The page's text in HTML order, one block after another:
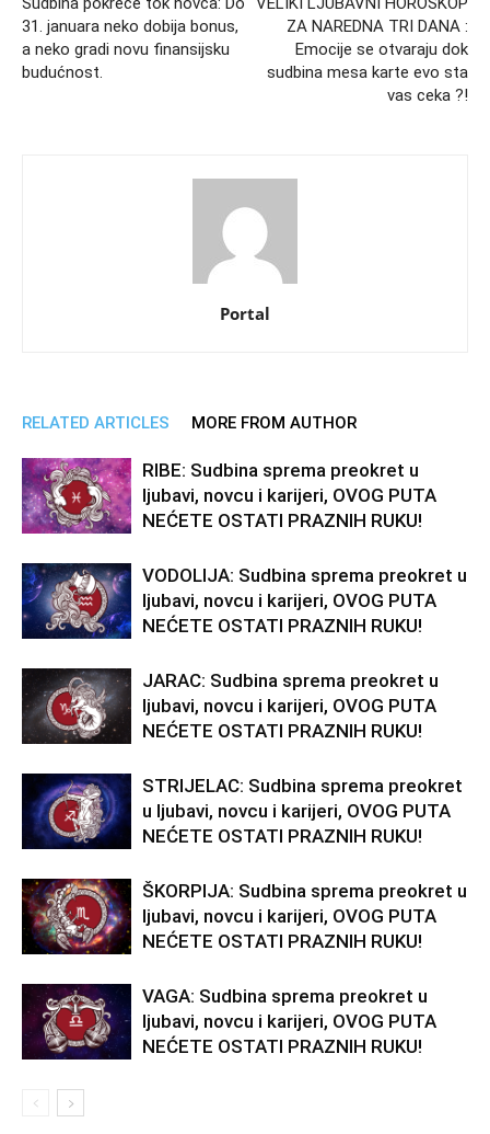
31. januara neko dobija bonus,
a neko gradi novu finansijsku
budućnost.
ZA NAREDNA TRI DANA :
Emocije se otvaraju dok
sudbina mesa karte evo sta
vas ceka ?!
Portal
RELATED ARTICLES MORE FROM AUTHOR
RIBE: Sudbina sprema preokret u
ljubavi, novcu i karijeri, OVOG PUTA
NEĆETE OSTATI PRAZNIH RUKU!
VODOLIJA: Sudbina sprema preokret u
ljubavi, novcu i karijeri, OVOG PUTA
NEĆETE OSTATI PRAZNIH RUKU!
JARAC: Sudbina sprema preokret u
ljubavi, novcu i karijeri, OVOG PUTA
NEĆETE OSTATI PRAZNIH RUKU!
STRIJELAC: Sudbina sprema preokret
u ljubavi, novcu i karijeri, OVOG PUTA
NEĆETE OSTATI PRAZNIH RUKU!
ŠKORPIJA: Sudbina sprema preokret u
ljubavi, novcu i karijeri, OVOG PUTA
NEĆETE OSTATI PRAZNIH RUKU!
VAGA: Sudbina sprema preokret u
ljubavi, novcu i karijeri, OVOG PUTA
NEĆETE OSTATI PRAZNIH RUKU!